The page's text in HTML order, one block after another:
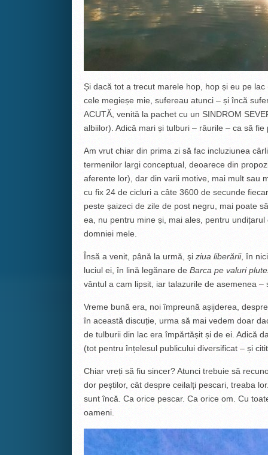
Și dacă tot a trecut marele hop, hop și eu pe
cele megieșe mie, sufereau atunci – și încă
ACUTĂ, venită la pachet cu un SINDROM
albiilor). Adică mari și tulburi – râurile – ca să
Am vrut chiar din prima zi să fac incluziunea
termenilor largi conceptual, deoarece din
aferente lor), dar din varii motive, mai mult sau
cu fix 24 de cicluri a câte 3600 de secunde
peste șaizeci de zile de post negru, mai poate
ea, nu pentru mine și, mai ales, pentru
domniei mele.
Însă a venit, până la urmă, și ziua liberării, în
luciul ei, în lină legănare de Barca pe valuri
vântul a cam lipsit, iar talazurile de asemenea
Vreme bună era, noi împreună așijderea,
în această discuție, urma să mai vedem doar
de tulburii din lac era împărtășit și de ei. Adică
(tot pentru înțelesul publicului diversificat – și
Chiar vreți să fiu sincer? Atunci trebuie să
dor peștilor, cât despre ceilalți pescari, treaba
sunt încă. Ca orice pescar. Ca orice om. Cu
oameni.